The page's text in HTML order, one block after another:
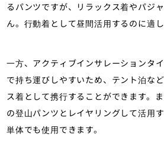
るパンツですが、リラックス着やパジ
ん。行動着として昼間活用するのに適し
一方、アクティブインサレーションタ
で持ち運びしやすいため、テント泊な
ス着として携行することができます。
の登山パンツとレイヤリングして活用
単体でも使用できます。